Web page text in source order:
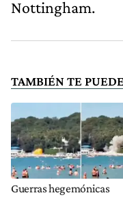
Nottingham.
TAMBIÉN TE
Guerras hegemónicas